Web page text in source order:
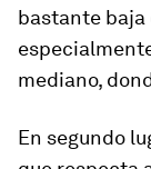
bastante baja
mediano,
En segundo